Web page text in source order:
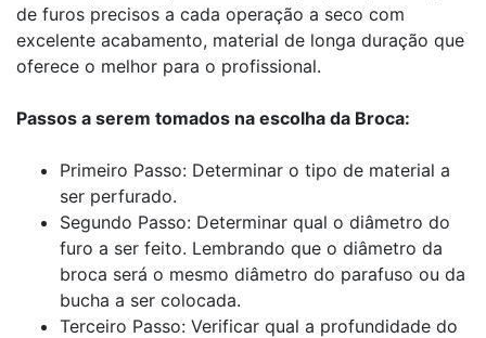
de furos precisos a cada operação a seco com
excelente acabamento, material de longa duração que
oferece o melhor para o profissional.
Passos a serem tomados na escolha da Broca:
Primeiro Passo: Determinar o tipo de material a
ser perfurado.
Segundo Passo: Determinar qual o diâmetro do
furo a ser feito. Lembrando que o diâmetro da
broca será o mesmo diâmetro do parafuso ou da
bucha a ser colocada.
Terceiro Passo: Verificar qual a profundidade do